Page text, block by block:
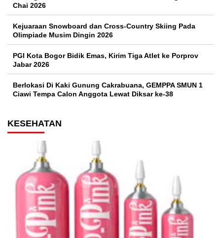
Chai 2026
Kejuaraan Snowboard dan Cross-Country Skiing Pada
Olimpiade Musim Dingin 2026
PGI Kota Bogor Bidik Emas, Kirim Tiga Atlet ke Porprov
Jabar 2026
Berlokasi Di Kaki Gunung Cakrabuana, GEMPPA SMUN 1
Ciawi Tempa Calon Anggota Lewat Diksar ke-38
KESEHATAN